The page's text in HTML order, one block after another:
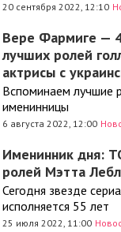
20 сентября 2022, 12:10
Вере Фармиге —
лучших ролей
актрисы с
Вспоминаем лучшие
именинницы
6 августа 2022, 12:00
Именинник дня:
ролей Мэтта
Сегодня звезде
исполняется 55 лет
25 июля 2022, 11:00